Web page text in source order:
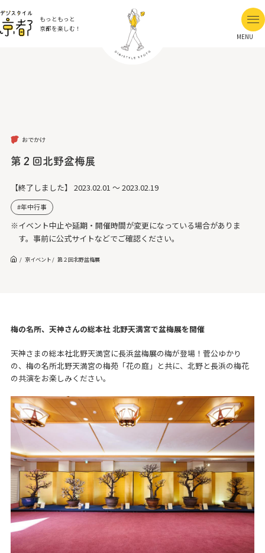
もっともっと
京都を楽しむ！
MENU
おでかけ
第２回北野盆梅展
【終了しました】 2023.02.01 ～ 2023.02.19
年中行事
※イベント中止や延期・開催時間が変更になっている場合がありま
す。事前に公式サイトなどでご確認ください。
京イベント 第２回北野盆梅展
梅の名所、天神さんの総本社 北野天満宮で盆梅展を開催
天神さまの総本社北野天満宮に長浜盆梅展の梅が登場！菅公ゆかり
の、梅の名所北野天満宮の梅苑「花の庭」と共に、北野と長浜の梅花
の共演をお楽しみください。